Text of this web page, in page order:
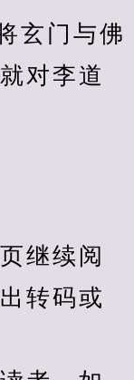
玄门与佛
对李道
继续阅
转码或